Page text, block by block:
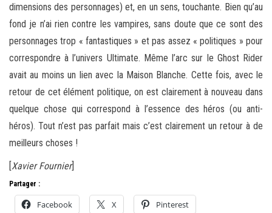
dimensions des personnages) et, en un sens, touchante. Bien qu’au
fond je n’ai rien contre les vampires, sans doute que ce sont des
personnages trop « fantastiques » et pas assez « politiques » pour
correspondre à l’univers Ultimate. Même l’arc sur le Ghost Rider
avait au moins un lien avec la Maison Blanche. Cette fois, avec le
retour de cet élément politique, on est clairement à nouveau dans
quelque chose qui correspond à l’essence des héros (ou anti-
héros). Tout n’est pas parfait mais c’est clairement un retour à de
meilleurs choses !
[Xavier Fournier]
Partager :
Facebook X Pinterest